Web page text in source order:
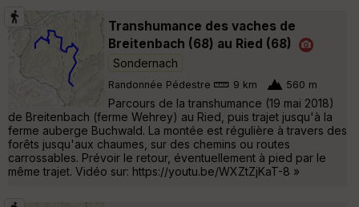
Transhumance des vaches de
Breitenbach (68) au Ried (68)
Sondernach
Randonnée Pédestre 9 km 560 m
Parcours de la transhumance (19 mai 2018)
de Breitenbach (ferme Wehrey) au Ried, puis trajet jusqu'à la
ferme auberge Buchwald. La montée est régulière à travers des
forêts jusqu'aux chaumes, sur des chemins ou routes
carrossables. Prévoir le retour, éventuellement à pied par le
même trajet. Vidéo sur: https://youtu.be/WXZtZjKaT-8 »